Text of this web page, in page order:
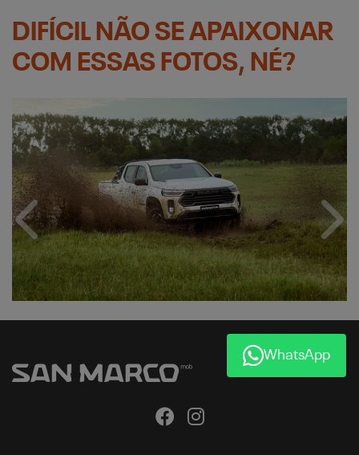
DIFÍCIL NÃO SE APAIXONAR
COM ESSAS FOTOS, NÉ?
Anterior
WhatsApp